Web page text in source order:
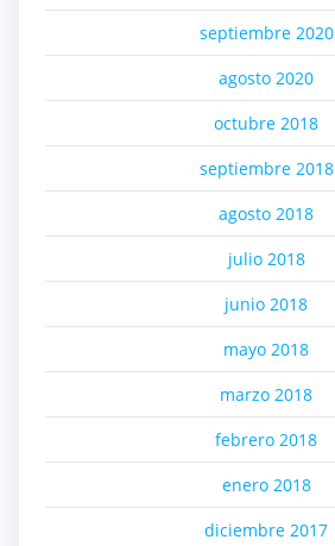
septiembre 2020
agosto 2020
octubre 2018
septiembre 2018
agosto 2018
julio 2018
junio 2018
mayo 2018
marzo 2018
febrero 2018
enero 2018
diciembre 2017